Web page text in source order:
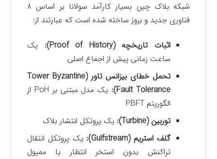
شبکه بلاک چین بسیار کارآمد سولانا بر اساس ۸
فناوری جدید و بروز ساخته شده است که عبارتند از:
اثبات تاریخچه (Proof of History):
یک
ساعت زمانی پیش از اجماع اصلی
تحمل خطای بیزانس تاور (Tower Byzantine
Fault Tolerance):
یک مدل مبتنی بر PoH از
الگوریتم PBFT
توربین (Turbine):
یک پروتکل انتشار بلاک
گلف استریم (Gulfstream):
یک پروتکل انتقال
تراکنش بدون استخر انتظار یا ممپول